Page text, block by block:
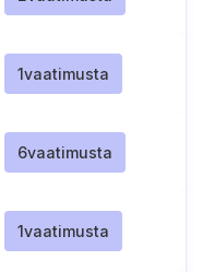
1vaatimusta
6vaatimusta
1vaatimusta